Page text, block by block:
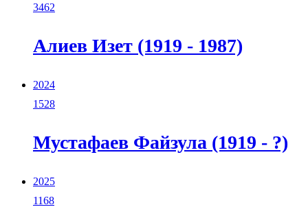
3462
Алиев Изет (1919 - 1987)
2024
1528
Мустафаев Файзула (1919 - ?)
2025
1168